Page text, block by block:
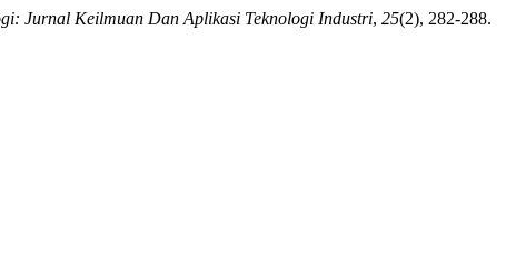
Jurnal Keilmuan Dan Aplikasi Teknologi Industri, 25(2), 282-288.